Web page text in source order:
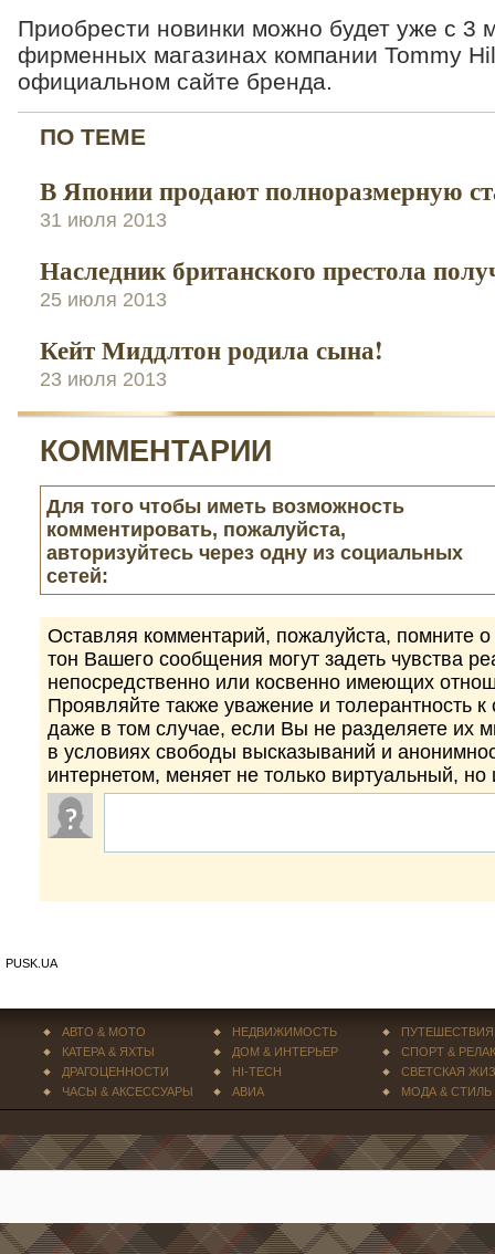
Приобрести новинки можно будет уже с 3
фирменных магазинах компании Tommy
официальном сайте бренда.
ПО ТЕМЕ
В Японии продают полноразмерную
31 июля 2013
Наследник британского престола
25 июля 2013
Кейт Миддлтон родила сына!
23 июля 2013
КОММЕНТАРИИ
Для того чтобы иметь возможность
комментировать, пожалуйста,
авторизуйтесь через одну из социальных
сетей:
Оставляя комментарий, пожалуйста, помните
тон Вашего сообщения могут задеть чувства
непосредственно или косвенно имеющих
Проявляйте также уважение и толерантность
даже в том случае, если Вы не разделяете их
в условиях свободы высказываний и
интернетом, меняет не только виртуальный,
PUSK.UA
АВТО & МОТО
КАТЕРА & ЯХТЫ
ДРАГОЦЕННОСТИ
ЧАСЫ & АКСЕССУАРЫ
НЕДВИЖИМОСТЬ
ДОМ & ИНТЕРЬЕР
HI-TECH
АВИА
ПУТЕШЕСТВИЯ
СПОРТ &
СВЕТСКАЯ
МОДА & СТИЛЬ